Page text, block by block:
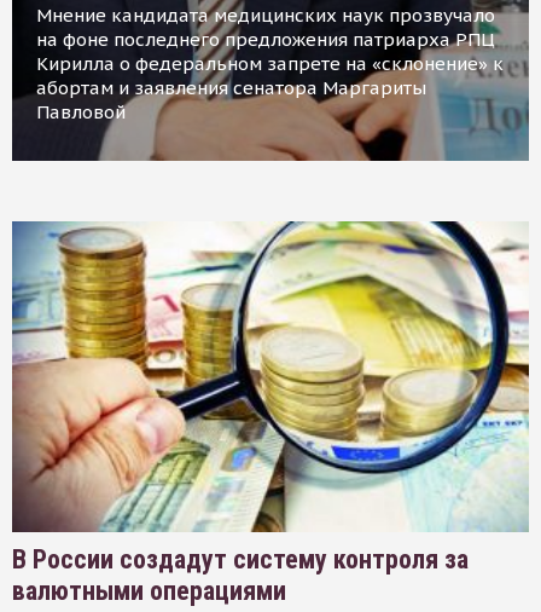
Мнение кандидата медицинских наук прозвучало
на фоне последнего предложения патриарха РПЦ
Кирилла о федеральном запрете на «склонение» к
абортам и заявления сенатора Маргариты
Павловой
В России создадут систему контроля за
валютными операциями